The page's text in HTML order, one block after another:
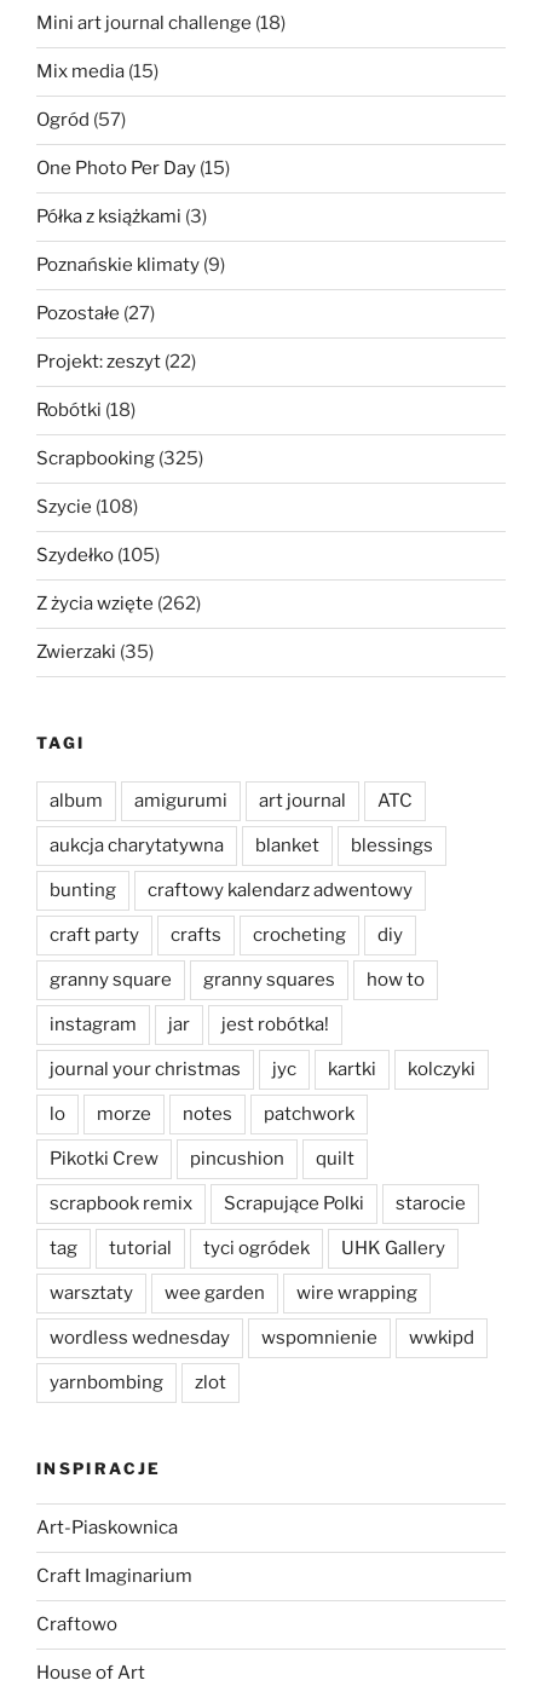
Mini art journal challenge (18)
Mix media (15)
Ogród (57)
One Photo Per Day (15)
Półka z książkami (3)
Poznańskie klimaty (9)
Pozostałe (27)
Projekt: zeszyt (22)
Robótki (18)
Scrapbooking (325)
Szycie (108)
Szydełko (105)
Z życia wzięte (262)
Zwierzaki (35)
TAGI
album amigurumi art journal ATC
aukcja charytatywna blanket blessings
bunting craftowy kalendarz adwentowy
craft party crafts crocheting diy
granny square granny squares how to
instagram jar jest robótka!
journal your christmas jyc kartki kolczyki
lo morze notes patchwork
Pikotki Crew pincushion quilt
scrapbook remix Scrapujące Polki starocie
tag tutorial tyci ogródek UHK Gallery
warsztaty wee garden wire wrapping
wordless wednesday wspomnienie wwkipd
yarnbombing zlot
INSPIRACJE
Art-Piaskownica
Craft Imaginarium
Craftowo
House of Art